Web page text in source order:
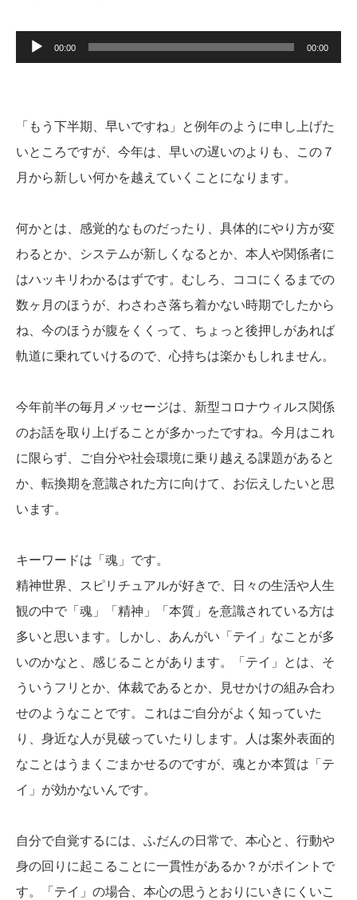
ヤ
00:00 00:00
「もう下半期、早いですね」と例年のように申し上げた
いところですが、今年は、早いの遅いのよりも、この７
月から新しい何かを越えていくことになります。
何かとは、感覚的なものだったり、具体的にやり方が変
わるとか、システムが新しくなるとか、本人や関係者に
はハッキリわかるはずです。むしろ、ココにくるまでの
数ヶ月のほうが、わさわさ落ち着かない時期でしたから
ね、今のほうが腹をくくって、ちょっと後押しがあれば
軌道に乗れていけるので、心持ちは楽かもしれません。
今年前半の毎月メッセージは、新型コロナウィルス関係
のお話を取り上げることが多かったですね。今月はこれ
に限らず、ご自分や社会環境に乗り越える課題があると
か、転換期を意識された方に向けて、お伝えしたいと思
います。
キーワードは「魂」です。
精神世界、スピリチュアルが好きで、日々の生活や人生
観の中で「魂」「精神」「本質」を意識されている方は
多いと思います。しかし、あんがい「テイ」なことが多
いのかなと、感じることがあります。「テイ」とは、そ
ういうフリとか、体裁であるとか、見せかけの組み合わ
せのようなことです。これはご自分がよく知っていた
り、身近な人が見破っていたりします。人は案外表面的
なことはうまくごまかせるのですが、魂とか本質は「テ
イ」が効かないんです。
自分で自覚するには、ふだんの日常で、本心と、行動や
身の回りに起こることに一貫性があるか？がポイントで
す。「テイ」の場合、本心の思うとおりにいきにくいこ